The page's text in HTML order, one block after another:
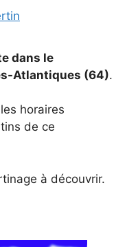
dans le
Atlantiques (64).
horaires
de ce
à découvrir.